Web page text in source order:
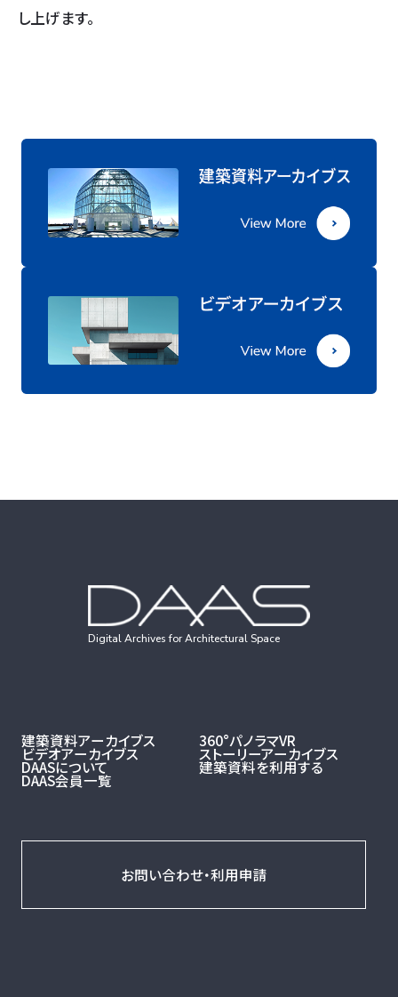
し上げます。
Digital Archives for Architectural Space
建築資料アーカイブス 360°パノラマVR
ビデオアーカイブス ストーリーアーカイブス
DAASについて 建築資料を利用する
DAAS会員一覧
お問い合わせ・利用申請